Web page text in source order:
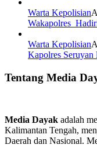
Warta Kepolisian
Wakapolres
Warta Kepolisian
Kapolres
Tentang Media
Media Dayak adalah
Kalimantan Tengah,
Daerah dan Nasional.